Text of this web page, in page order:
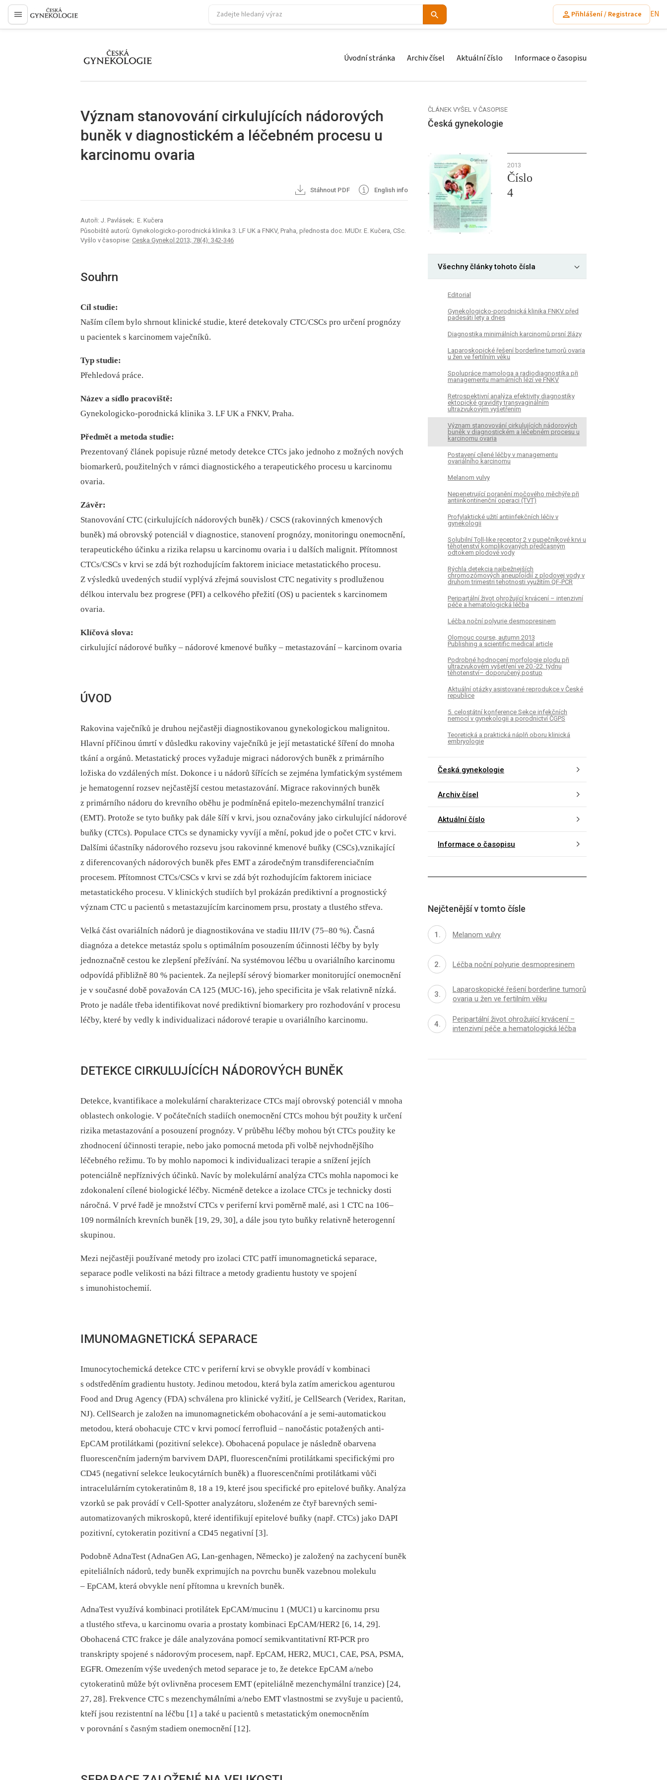
proLékaře.cz
Přihlášení / Registrace EN
proLékaře.cz Úvodní stránka Archiv čísel Aktuální číslo Informace o časopisu
Význam stanovování cirkulujících nádorových
buněk v diagnostickém a léčebném procesu u
karcinomu ovaria
Stáhnout PDF English info
Autoři: J. Pavlásek; E. Kučera
Působiště autorů: Gynekologicko-porodnická klinika 3. LF UK a FNKV, Praha, přednosta doc. MUDr. E. Kučera, CSc.
Vyšlo v časopise: Ceska Gynekol 2013; 78(4): 342-346
Souhrn
Cíl studie:
Naším cílem bylo shrnout klinické studie, které detekovaly CTC/CSCs pro určení prognózy
u pacientek s karcinomem vaječníků.
Typ studie:
Přehledová práce.
Název a sídlo pracoviště:
Gynekologicko-porodnická klinika 3. LF UK a FNKV, Praha.
Předmět a metoda studie:
Prezentovaný článek popisuje různé metody detekce CTCs jako jednoho z možných nových
biomarkerů, použitelných v rámci diagnostického a terapeutického procesu u karcinomu
ovaria.
Závěr:
Stanovování CTC (cirkulujících nádorových buněk) / CSCS (rakovinných kmenových
buněk) má obrovský potenciál v diagnostice, stanovení prognózy, monitoringu onemocnění,
terapeutického účinku a rizika relapsu u karcinomu ovaria i u dalších malignit. Přítomnost
CTCs/CSCs v krvi se zdá být rozhodujícím faktorem iniciace metastatického procesu.
Z výsledků uvedených studií vyplývá zřejmá souvislost CTC negativity s prodluženou
délkou intervalu bez progrese (PFI) a celkového přežití (OS) u pacientek s karcinomem
ovaria.
Klíčová slova:
cirkulující nádorové buňky –⁠ nádorové kmenové buňky –⁠ metastazování –⁠ karcinom ovaria
ÚVOD
Rakovina vaječníků je druhou nejčastěji diagnostikovanou gynekologickou malignitou.
Hlavní příčinou úmrtí v důsledku rakoviny vaječníků je její metastatické šíření do mnoha
tkání a orgánů. Metastatický proces vyžaduje migraci nádorových buněk z primárního
ložiska do vzdálených míst. Dokonce i u nádorů šířících se zejména lymfatickým systémem
je hematogenní rozsev nejčastější cestou metastazování. Migrace rakovinných buněk
z primárního nádoru do krevního oběhu je podmíněná epitelo-mezenchymální tranzicí
(EMT). Protože se tyto buňky pak dále šíří v krvi, jsou označovány jako cirkulující nádorové
buňky (CTCs). Populace CTCs se dynamicky vyvíjí a mění, pokud jde o počet CTC v krvi.
Dalšími účastníky nádorového rozsevu jsou rakovinné kmenové buňky (CSCs),vznikající
z diferencovaných nádorových buněk přes EMT a zárodečným transdiferenciačním
procesem. Přítomnost CTCs/CSCs v krvi se zdá být rozhodujícím faktorem iniciace
metastatického procesu. V klinických studiích byl prokázán prediktivní a prognostický
význam CTC u pacientů s metastazujícím karcinomem prsu, prostaty a tlustého střeva.
Velká část ovariálních nádorů je diagnostikována ve stadiu III/IV (75–80 %). Časná
diagnóza a detekce metastáz spolu s optimálním posouzením účinnosti léčby by byly
jednoznačně cestou ke zlepšení přežívání. Na systémovou léčbu u ovariálního karcinomu
odpovídá přibližně 80 % pacientek. Za nejlepší sérový biomarker monitorující onemocnění
je v současné době považován CA 125 (MUC-16), jeho specificita je však relativně nízká.
Proto je nadále třeba identifikovat nové prediktivní biomarkery pro rozhodování v procesu
léčby, které by vedly k individualizaci nádorové terapie u ovariálního karcinomu.
DETEKCE CIRKULUJÍCÍCH NÁDOROVÝCH BUNĚK
Detekce, kvantifikace a molekulární charakterizace CTCs mají obrovský potenciál v mnoha
oblastech onkologie. V počátečních stadiích onemocnění CTCs mohou být použity k určení
rizika metastazování a posouzení prognózy. V průběhu léčby mohou být CTCs použity ke
zhodnocení účinnosti terapie, nebo jako pomocná metoda při volbě nejvhodnějšího
léčebného režimu. To by mohlo napomoci k individualizaci terapie a snížení jejích
potenciálně nepříznivých účinků. Navíc by molekulární analýza CTCs mohla napomoci ke
zdokonalení cílené biologické léčby. Nicméně detekce a izolace CTCs je technicky dosti
náročná. V prvé řadě je množství CTCs v periferní krvi poměrně malé, asi 1 CTC na 106–
109 normálních krevních buněk [19, 29, 30], a dále jsou tyto buňky relativně heterogenní
skupinou.
Mezi nejčastěji používané metody pro izolaci CTC patří imunomagnetická separace,
separace podle velikosti na bázi filtrace a metody gradientu hustoty ve spojení
s imunohistochemií.
IMUNOMAGNETICKÁ SEPARACE
Imunocytochemická detekce CTC v periferní krvi se obvykle provádí v kombinaci
s odstředěním gradientu hustoty. Jedinou metodou, která byla zatím americkou agenturou
Food and Drug Agency (FDA) schválena pro klinické vyžití, je CellSearch (Veridex, Raritan,
NJ). CellSearch je založen na imunomagnetickém obohacování a je semi-automatickou
metodou, která obohacuje CTC v krvi pomocí ferrofluid –⁠ nanočástic potažených anti-
EpCAM protilátkami (pozitivní selekce). Obohacená populace je následně obarvena
fluorescenčním jaderným barvivem DAPI, fluorescenčními protilátkami specifickými pro
CD45 (negativní selekce leukocytárních buněk) a fluorescenčními protilátkami vůči
intracelulárním cytokeratinům 8, 18 a 19, které jsou specifické pro epitelové buňky. Analýza
vzorků se pak provádí v Cell-Spotter analyzátoru, složeném ze čtyř barevných semi-
automatizovaných mikroskopů, které identifikují epitelové buňky (např. CTCs) jako DAPI
pozitivní, cytokeratin pozitivní a CD45 negativní [3].
Podobně AdnaTest (AdnaGen AG, Lan-genhagen, Německo) je založený na zachycení buněk
epiteliálních nádorů, tedy buněk exprimujích na povrchu buněk vazebnou molekulu
–⁠ EpCAM, která obvykle není přítomna u krevních buněk.
AdnaTest využívá kombinaci protilátek EpCAM/mucinu 1 (MUC1) u karcinomu prsu
a tlustého střeva, u karcinomu ovaria a prostaty kombinaci EpCAM/HER2 [6, 14, 29].
Obohacená CTC frakce je dále analyzována pomocí semikvantitativní RT-PCR pro
transkripty spojené s nádorovým procesem, např. EpCAM, HER2, MUC1, CAE, PSA, PSMA,
EGFR. Omezením výše uvedených metod separace je to, že detekce EpCAM a/nebo
cytokeratinů může být ovlivněna procesem EMT (epiteliálně mezenchymální tranzice) [24,
27, 28]. Frekvence CTC s mezenchymálními a/nebo EMT vlastnostmi se zvyšuje u pacientů,
kteří jsou rezistentní na léčbu [1] a také u pacientů s metastatickým onemocněním
v porovnání s časným stadiem onemocnění [12].
ČLÁNEK VYŠEL V ČASOPISE
Česká gynekologie
2013
Číslo
4
Všechny články tohoto čísla
Editorial
Gynekologicko-porodnická klinika FNKV před
padesáti lety a dnes
Diagnostika minimálních karcinomů prsní žlázy
Laparoskopické řešení borderline tumorů ovaria
u žen ve fertilním věku
Spolupráce mamologa a radiodiagnostika při
managementu mamárních lézí ve FNKV
Retrospektivní analýza efektivity diagnostiky
ektopické gravidity transvaginálním
ultrazvukovým vyšetřením
Význam stanovování cirkulujících nádorových
buněk v diagnostickém a léčebném procesu u
karcinomu ovaria
Postavení cílené léčby v managementu
ovariálního karcinomu
Melanom vulvy
Nepenetrující poranění močového měchýře při
antiinkontinenční operaci (TVT)
Profylaktické užití antiinfekčních léčiv v
gynekologii
Solubilní Toll-like receptor 2 v pupečníkové krvi u
těhotenství komplikovaných předčasným
odtokem plodové vody
Rýchla detekcia najbežnejších
chromozómových aneuploídií z plodovej vody v
druhom trimestri tehotnosti využitím QF-PCR
Peripartální život ohrožující krvácení – intenzivní
péče a hematologická léčba
Léčba noční polyurie desmopresinem
Olomouc course, autumn 2013
Publishing a scientific medical article
Podrobné hodnocení morfologie plodu při
ultrazvukovém vyšetření ve 20.-22. týdnu
těhotenství– doporučený postup
Aktuální otázky asistované reprodukce v České
republice
5. celostátní konference Sekce infekčních
nemocí v gynekologii a porodnictví ČGPS
Teoretická a praktická náplň oboru klinická
embryologie
Česká gynekologie
Archiv čísel
Aktuální číslo
Informace o časopisu
Nejčtenější v tomto čísle
Melanom vulvy
Léčba noční polyurie desmopresinem
Laparoskopické řešení borderline tumorů
ovaria u žen ve fertilním věku
Peripartální život ohrožující krvácení –
intenzivní péče a hematologická léčba